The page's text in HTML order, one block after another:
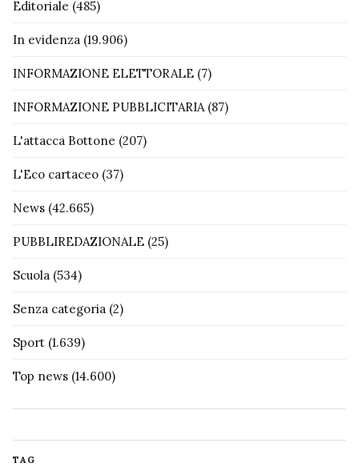
Editoriale (485)
In evidenza (19.906)
INFORMAZIONE ELETTORALE (7)
INFORMAZIONE PUBBLICITARIA(87)
L'attacca Bottone (207)
L'Eco cartaceo (37)
News (42.665)
PUBBLIREDAZIONALE (25)
Scuola (534)
Senza categoria (2)
Sport (1.639)
Top news (14.600)
TAG